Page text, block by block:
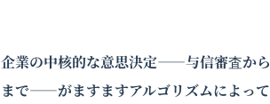
企業の中核的な意思決定――与信審査か
まで――がますますアルゴリズムによっ